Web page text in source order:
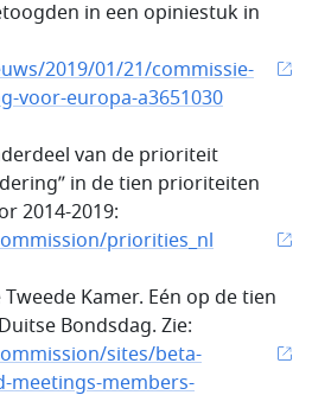
in een opiniestuk in
2019/01/21/commissie-
voor-europa-a3651030
van de prioriteit
in de tien prioriteiten
2014-2019:
priorities_nl
Kamer. Eén op de tien
Bondsdag. Zie:
sites/beta-
meetings-members-